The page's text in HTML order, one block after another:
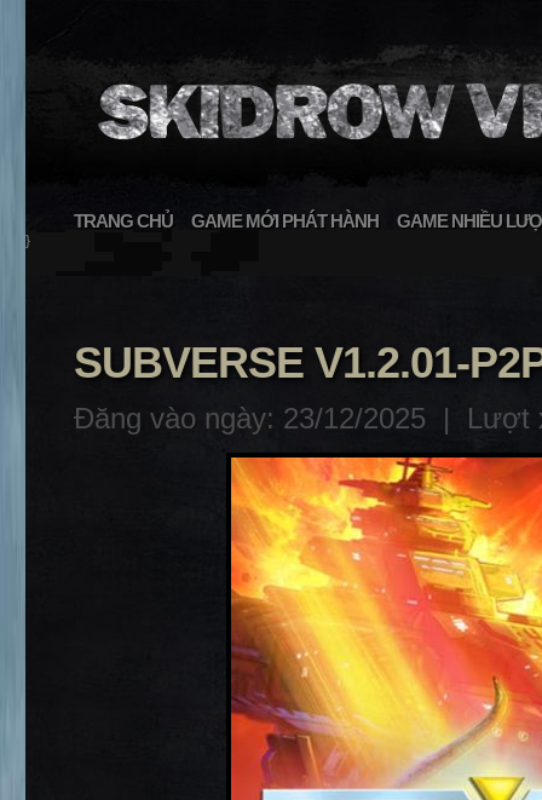
TRANG CHỦ GAME MỚI PHÁT HÀNH GAME NHIỀU
}
SUBVERSE V1.2.01-
Đăng vào ngày: 23/12/2025 | Lượt